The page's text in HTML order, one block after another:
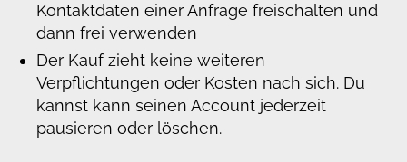
Kontaktdaten einer Anfrage freischalten und
dann frei verwenden
Der Kauf zieht keine weiteren
Verpflichtungen oder Kosten nach sich. Du
kannst kann seinen Account jederzeit
pausieren oder löschen.